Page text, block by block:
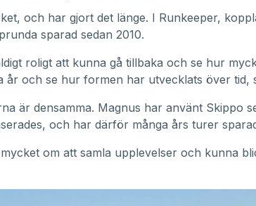
och har gjort det länge. I Runkeeper,
sparad sedan 2010.
roligt att kunna gå tillbaka och se hur
år och se hur formen har utvecklats över tid,
är densamma. Magnus har använt Skippo
och har därför många års turer
om att samla upplevelser och kunna